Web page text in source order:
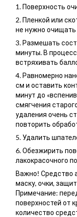
1. Поверхность
2. Пленкой или
не нужно очищать
3. Размешать
минуты. В
встряхивать
4. Равномерно
см и оставить
минут до
смягчения
удаления очень
повторить
5. Удалить
6. Обезжирить
лакокрасочного
Важно! Средство
маску, очки,
Примечание:
поверхностей от
количество